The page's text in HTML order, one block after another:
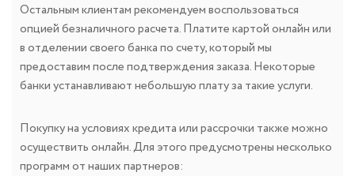
Остальным клиентам рекомендуем воспользоваться
опцией безналичного расчета. Платите картой онлайн или
в отделении своего банка по счету, который мы
предоставим после подтверждения заказа. Некоторые
банки устанавливают небольшую плату за такие услуги.
Покупку на условиях кредита или рассрочки также можно
осуществить онлайн. Для этого предусмотрены несколько
программ от наших партнеров: